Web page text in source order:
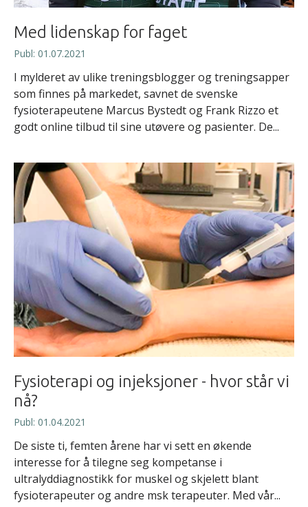
Med lidenskap for faget
Publ: 01.07.2021
I mylderet av ulike treningsblogger og treningsapper
som finnes på markedet, savnet de svenske
fysioterapeutene Marcus Bystedt og Frank Rizzo et
godt online tilbud til sine utøvere og pasienter. De...
Fysioterapi og injeksjoner - hvor står vi
nå?
Publ: 01.04.2021
De siste ti, femten årene har vi sett en økende
interesse for å tilegne seg kompetanse i
ultralyddiagnostikk for muskel og skjelett blant
fysioterapeuter og andre msk terapeuter. Med vår...